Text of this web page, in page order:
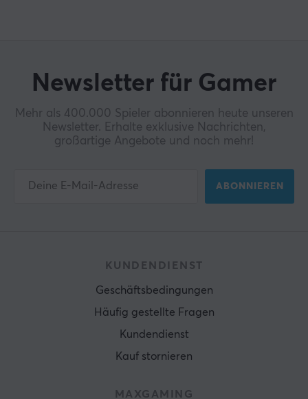
Newsletter für Gamer
Mehr als 400.000 Spieler abonnieren heute unseren
Newsletter. Erhalte exklusive Nachrichten,
großartige Angebote und noch mehr!
ABONNIEREN
KUNDENDIENST
Geschäftsbedingungen
Häufig gestellte Fragen
Kundendienst
Kauf stornieren
MAXGAMING